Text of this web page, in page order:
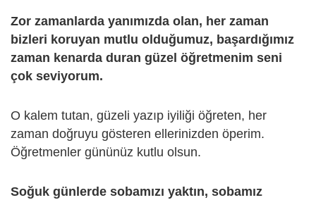
Zor zamanlarda yanımızda olan, her zaman
bizleri koruyan mutlu olduğumuz, başardığımız
zaman kenarda duran güzel öğretmenim seni
çok seviyorum.
O kalem tutan, güzeli yazıp iyiliği öğreten, her
zaman doğruyu gösteren ellerinizden öperim.
Öğretmenler gününüz kutlu olsun.
Soğuk günlerde sobamızı yaktın, sobamız